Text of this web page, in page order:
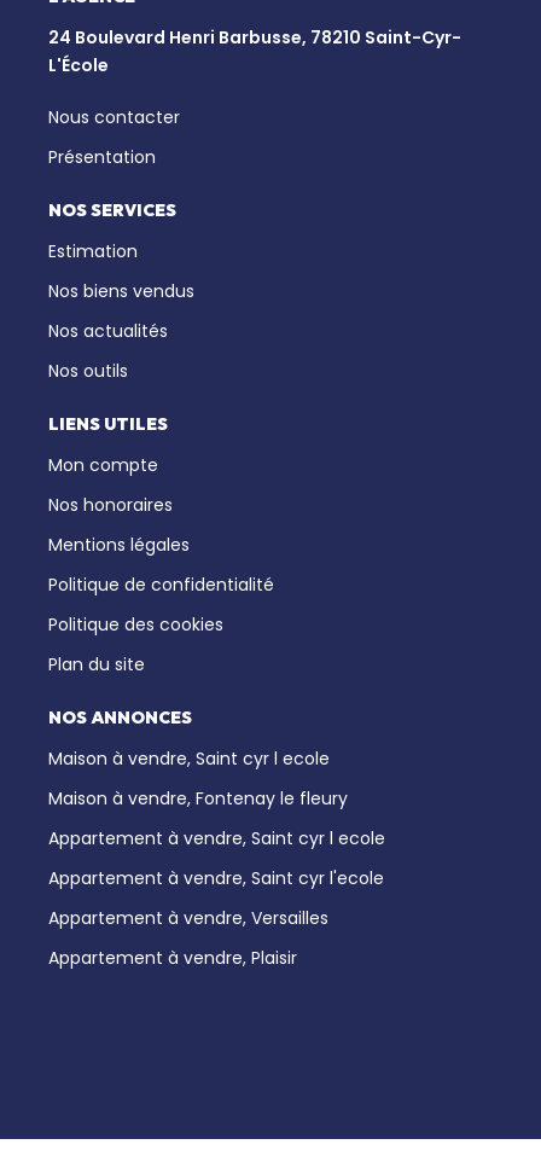
24 Boulevard Henri Barbusse, 78210 Saint-Cyr-
L'École
Nous contacter
Présentation
NOS SERVICES
Estimation
Nos biens vendus
Nos actualités
Nos outils
LIENS UTILES
Mon compte
Nos honoraires
Mentions légales
Politique de confidentialité
Politique des cookies
Plan du site
NOS ANNONCES
Maison à vendre, Saint cyr l ecole
Maison à vendre, Fontenay le fleury
Appartement à vendre, Saint cyr l ecole
Appartement à vendre, Saint cyr l'ecole
Appartement à vendre, Versailles
Appartement à vendre, Plaisir